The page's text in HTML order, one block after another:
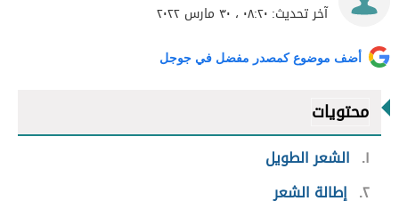
آخر تحديث: ٠٨:٢٠ ، ٣٠ مارس ٢٠٢٢
أضف موضوع كمصدر مفضل في جوجل
محتويات
١
الشعر الطويل
٢ إطالة الشعر